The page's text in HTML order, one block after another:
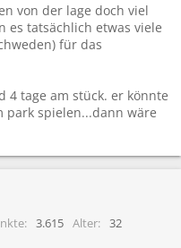
von der lage doch viel
es tatsächlich etwas viele
für das
4 tage am stück. er könnte
park spielen...dann wäre
3.615 Alter
32